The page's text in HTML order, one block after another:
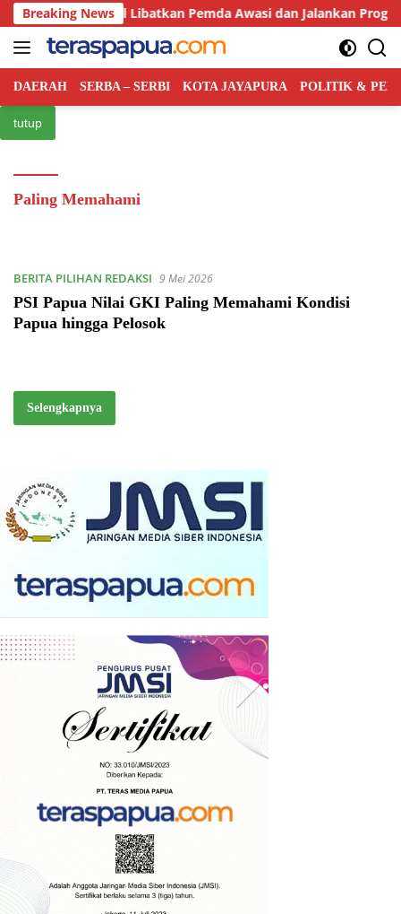
Langsung
ke
konten
Breaking News
Pusat Bakal Libatkan Pemda Awasi dan Jalankan Program
DAERAH SERBA – SERBI KOTA JAYAPURA POLITIK &
tutup
Paling Memahami
BERITA PILIHAN REDAKSI 9 Mei 2026
PSI Papua Nilai GKI Paling Memahami Kondisi
Papua hingga Pelosok
Selengkapnya